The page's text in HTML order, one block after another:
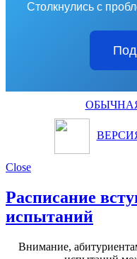
Столкнулись с
Close
Расписание
испытаний
Внимание,